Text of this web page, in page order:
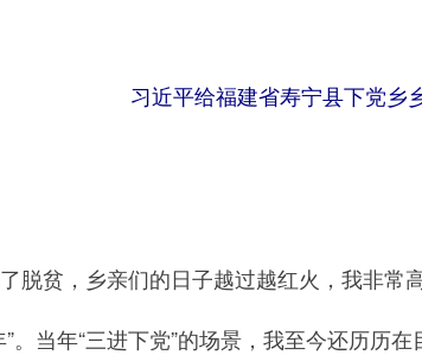
习近平给福建省寿宁县下党乡
贫，乡亲们的日子越过越红火，我非常
当年“三进下党”的场景，我至今还历历